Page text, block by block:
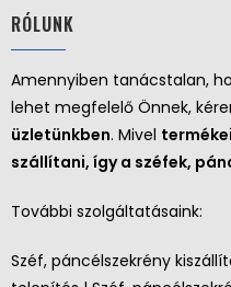
RÓLUNK
Amennyiben tanácstalan,
lehet megfelelő Önnek,
üzletünkben. Mivel
szállítani, így a széfek,
További szolgáltatásaink:
Széf, páncélszekrény